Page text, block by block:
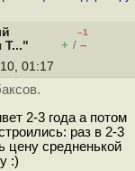
T..."
–1
+ / –
01:17
2-3 года а потом
раз в 2-3
цену средненькой
:)